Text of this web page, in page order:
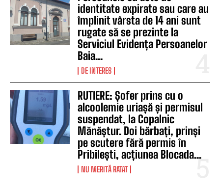
identitate expirate sau care au
împlinit vârsta de 14 ani sunt
rugate să se prezinte la
Serviciul Evidența Persoanelor
Baia...
DE INTERES
RUTIERE: Șofer prins cu o
alcoolemie uriașă și permisul
suspendat, la Copalnic
Mănăștur. Doi bărbați, prinși
pe scutere fără permis în
Pribilești, acțiunea Blocada...
NU MERITĂ RATAT